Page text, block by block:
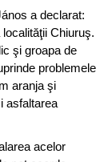
a declarat:
Chiuruş.
şi groapa de
problemele
aranja şi
asfaltarea
acelor